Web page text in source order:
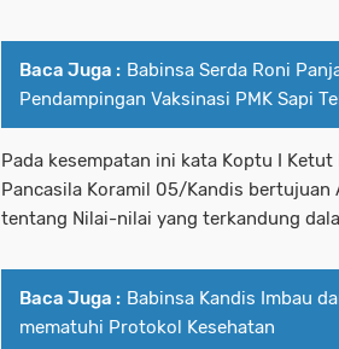
Baca Juga : Babinsa Serda Roni
Pendampingan Vaksinasi PMK Sapi
Pada kesempatan ini kata Koptu I
Pancasila Koramil 05/Kandis bertujuan
tentang Nilai-nilai yang terkandung
Baca Juga : Babinsa Kandis Imbau
mematuhi Protokol Kesehatan